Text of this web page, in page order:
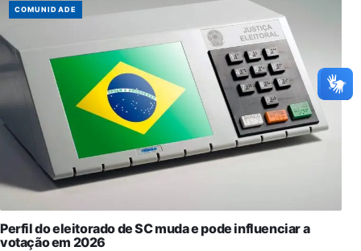
COMUNIDADE
Perfil do eleitorado de SC muda e pode influenciar a
votação em 2026